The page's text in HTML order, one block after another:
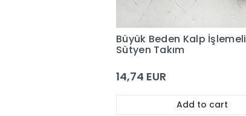
Büyük Beden Kalp İşlemeli
Sütyen Takım
14,74 EUR
Add to cart